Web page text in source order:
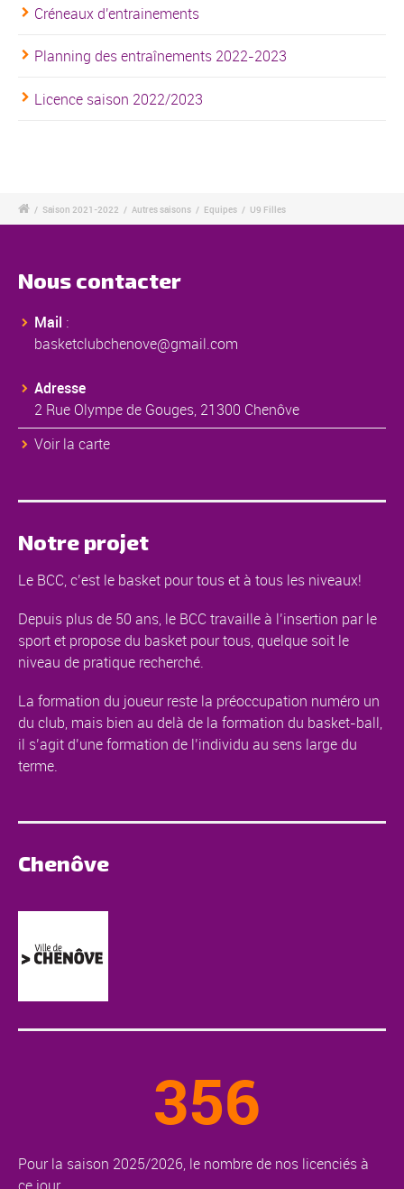
Créneaux d'entrainements
Planning des entraînements 2022-2023
Licence saison 2022/2023
/ Saison 2021-2022 / Autres saisons / Equipes / U9 Filles
Nous contacter
Mail :
basketclubchenove@gmail.com
Adresse
2 Rue Olympe de Gouges, 21300 Chenôve
Voir la carte
Notre projet
Le BCC, c’est le basket pour tous et à tous les niveaux!
Depuis plus de 50 ans, le BCC travaille à l’insertion par le
sport et propose du basket pour tous, quelque soit le
niveau de pratique recherché.
La formation du joueur reste la préoccupation numéro un
du club, mais bien au delà de la formation du basket-ball,
il s’agit d’une formation de l’individu au sens large du
terme.
Chenôve
356
Pour la saison 2025/2026, le nombre de nos licenciés à